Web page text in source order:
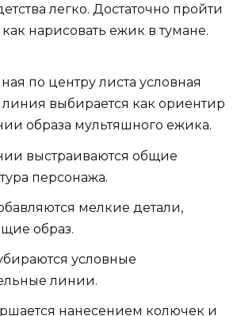
легко. Достаточно пройти
нарисовать ежик в тумане.
по центру листа условная
выбирается как ориентир
образа мультяшного ежика.
выстраиваются общие
персонажа.
мелкие детали,
образ.
условные
линии.
нанесением колючек и